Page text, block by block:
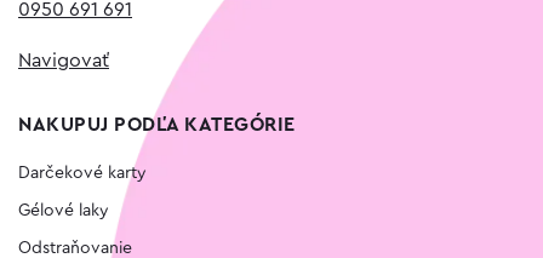
0950 691 691
Navigovať
NAKUPUJ PODĽA KATEGÓRIE
Darčekové karty
Gélové laky
Odstraňovanie